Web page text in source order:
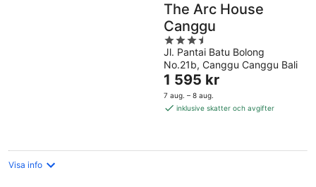
The Arc House
Canggu
3.5
out
of
5
Jl. Pantai Batu Bolong
No.21b, Canggu Canggu Bali
Priset
är
1 595 kr
1 595 kr
7 aug. – 8 aug.
inklusive skatter och avgifter
Visa info